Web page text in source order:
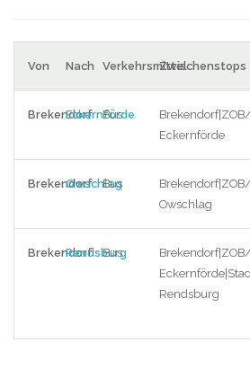
Von Nach VerkehrsmittelZwischenstops
BrekendorfEckernförde
Bus
Eckernförde
BrekendorfOwschlag
Bus
Owschlag
BrekendorfRendsburg
Bus
Rendsburg